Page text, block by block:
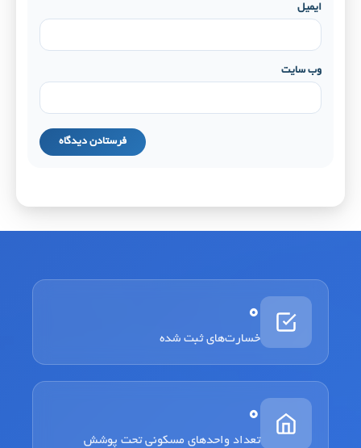
ایمیل
وب‌ سایت
0
خسارت‌های ثبت شده
0
تعداد واحدهای مسکونی تحت پوشش